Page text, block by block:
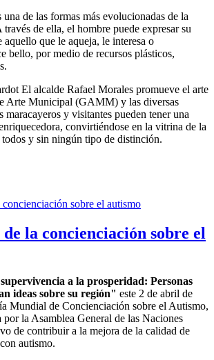
una de las formas más evolucionadas de la
de ella, el hombre puede expresar su
aquello que le aqueja, le interesa o
bello, por medio de recursos plásticos,
El alcalde Rafael Morales promueve el arte
Arte Municipal (GAMM) y las diversas
maracayeros y visitantes pueden tener una
convirtiéndose en la vitrina de la
y sin ningún tipo de distinción.
la concienciación sobre el
a la prosperidad: Personas
ideas sobre su región" este 2 de abril de
Mundial de Concienciación sobre el Autismo,
por la Asamblea General de las Naciones
de contribuir a la mejora de la calidad de
autismo.